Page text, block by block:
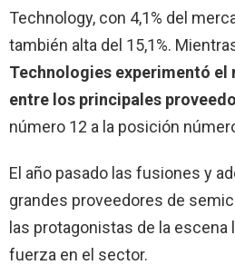
Technology, con 4,1% del
también alta del 15,1%.
Technologies experimentó
entre los principales
número 12 a la posición
El año pasado las fusiones y
grandes proveedores de
las protagonistas de la escena
fuerza en el sector.